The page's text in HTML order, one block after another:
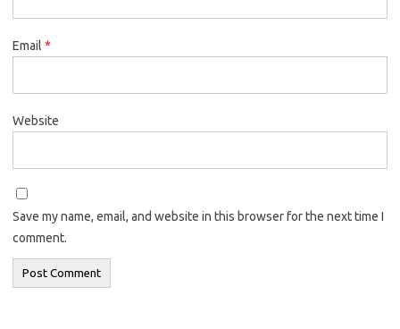
Email *
Website
Save my name, email, and website in this browser for the next time I
comment.